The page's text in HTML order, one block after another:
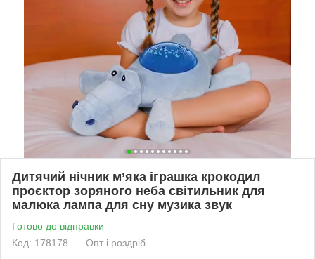
Дитячий нічник м’яка іграшка крокодил
проєктор зоряного неба світильник для
малюка лампа для сну музика звук
Готово до відправки
Код: 178178
Опт і роздріб